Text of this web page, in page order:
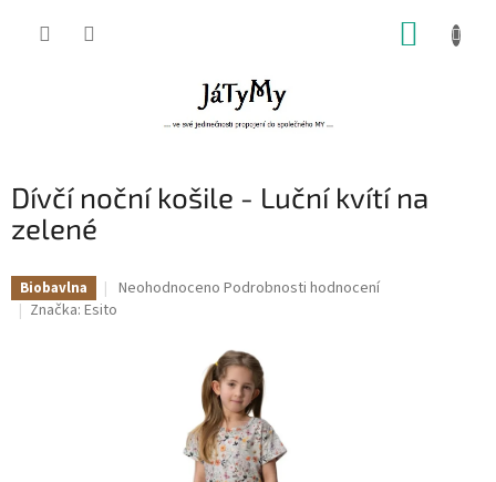
Dívčí noční košile - Luční kvítí na
zelené
Biobavlna
Průměrné
hvězdiček.
Neohodnoceno Podrobnosti hodnocení
Značka: Esito